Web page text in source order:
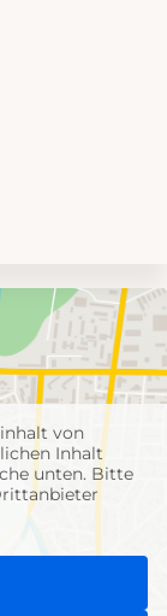
von
Inhalt
unten. Bitte